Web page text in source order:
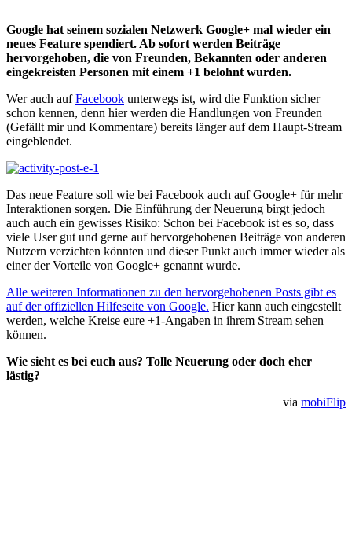
Google hat seinem sozialen Netzwerk Google+ mal wieder ein
neues Feature spendiert. Ab sofort werden Beiträge
hervorgehoben, die von Freunden, Bekannten oder anderen
eingekreisten Personen mit einem +1 belohnt wurden.
Wer auch aufFacebook unterwegs ist, wird die Funktion sicher
schon kennen, denn hier werden die Handlungen von Freunden
(Gefällt mir und Kommentare) bereits länger auf dem Haupt-Stream
eingeblendet.
Das neue Feature soll wie bei Facebook auch auf Google+ für mehr
Interaktionen sorgen. Die Einführung der Neuerung birgt jedoch
auch auch ein gewisses Risiko: Schon bei Facebook ist es so, dass
viele User gut und gerne auf hervorgehobenen Beiträge von anderen
Nutzern verzichten könnten und dieser Punkt auch immer wieder als
einer der Vorteile von Google+ genannt wurde.
Alle weiteren Informationen zu den hervorgehobenen Posts gibt es
auf der offiziellen Hilfeseite von Google. Hier kann auch eingestellt
werden, welche Kreise eure +1-Angaben in ihrem Stream sehen
können.
Wie sieht es bei euch aus? Tolle Neuerung oder doch eher
lästig?
via mobiFlip